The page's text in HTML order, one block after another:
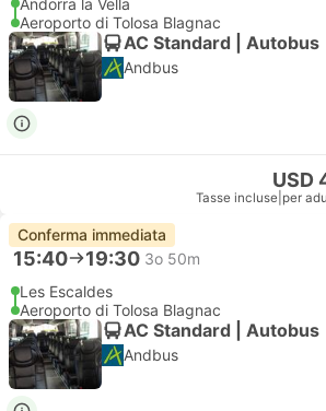
Andorra la Vella
Aeroporto di Tolosa Blagnac
AC Standard | Autobus
Andbus
USD
Tasse incluse per
Conferma immediata
15:40 19:30 3o 50m
Les Escaldes
Aeroporto di Tolosa Blagnac
AC Standard | Autobus
Andbus